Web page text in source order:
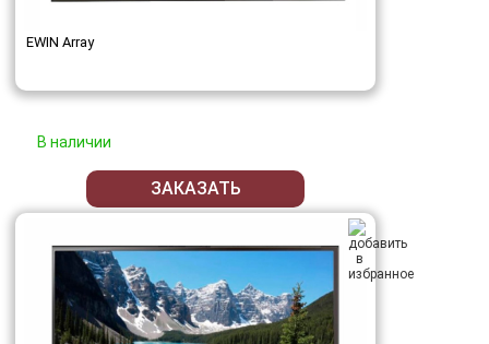
EWIN Array
В наличии
ЗАКАЗАТЬ